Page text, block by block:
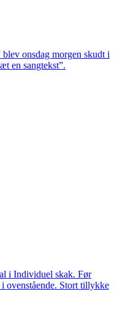
onsdag morgen skudt i
en sangtekst”.
i Individuel skak. Før
ovenstående. Stort tillykke